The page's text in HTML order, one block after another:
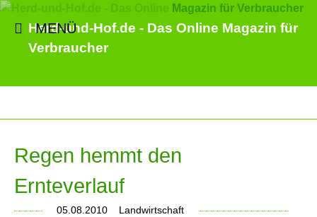
Herd-und-Hof.de - Das Online Magazin für
Verbraucher
MENÜ
Regen hemmt den
Ernteverlauf
05.08.2010 Landwirtschaft